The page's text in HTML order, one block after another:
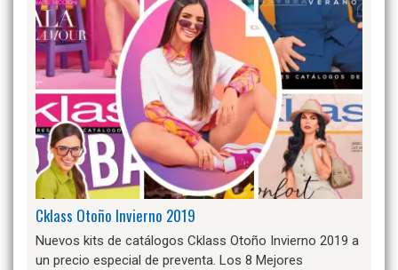
Cklass Otoño Invierno 2019
Nuevos kits de catálogos Cklass Otoño Invierno 2019 a
un precio especial de preventa. Los 8 Mejores